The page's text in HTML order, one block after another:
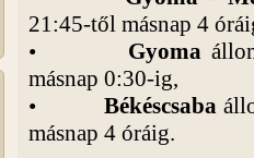
21:45-től másnap 4
• Gyoma
másnap 0:30-ig,
• Békéscsaba
másnap 4 óráig.